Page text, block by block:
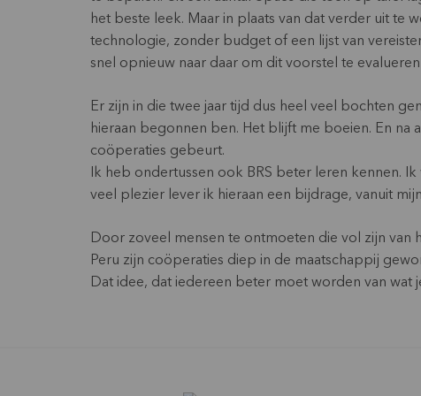
het beste leek. Maar in plaats van dat verder uit
technologie, zonder budget of een lijst van
snel opnieuw naar daar om dit voorstel te
Er zijn in die twee jaar tijd dus heel veel bochten
hieraan begonnen ben. Het blijft me boeien. En
coöperaties gebeurt.
Ik heb ondertussen ook BRS beter leren kennen.
veel plezier lever ik hieraan een bijdrage, vanuit
Door zoveel mensen te ontmoeten die vol zijn
Peru zijn coöperaties diep in de maatschappij
Dat idee, dat iedereen beter moet worden van wat